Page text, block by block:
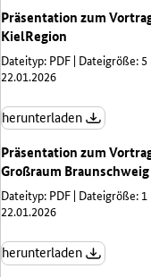
Präsentation zum
KielRegion
Dateityp: PDF | Dateigröße:
22.01.2026
herunterladen
Präsentation zum
Großraum Braunschweig
Dateityp: PDF | Dateigröße:
22.01.2026
herunterladen